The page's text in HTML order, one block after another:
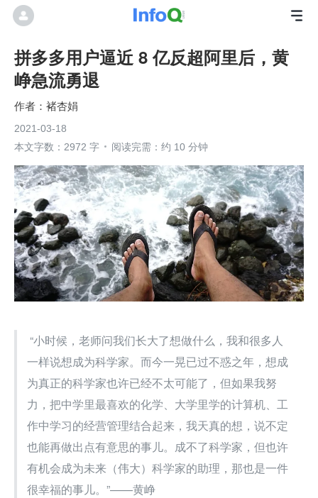
拼多多用户逼近 8 亿反超阿里后，黄
峥急流勇退
褚杏娟
2021-03-18
本文字数：2972 字
阅读完需：约 10 分钟
“小时候，老师问我们长大了想做什么，我和很多人
一样说想成为科学家。而今一晃已过不惑之年，想成
为真正的科学家也许已经不太可能了，但如果我努
力，把中学里最喜欢的化学、大学里学的计算机、工
作中学习的经营管理结合起来，我天真的想，说不定
也能再做出点有意思的事儿。成不了科学家，但也许
有机会成为未来（伟大）科学家的助理，那也是一件
很幸福的事儿。”——黄峥